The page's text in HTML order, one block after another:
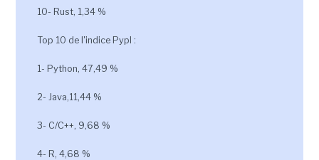
10- Rust, 1,34 %
Top 10 de l'indice Pypl :
1- Python, 47,49 %
2- Java,11,44 %
3- C/C++, 9,68 %
4- R, 4,68 %